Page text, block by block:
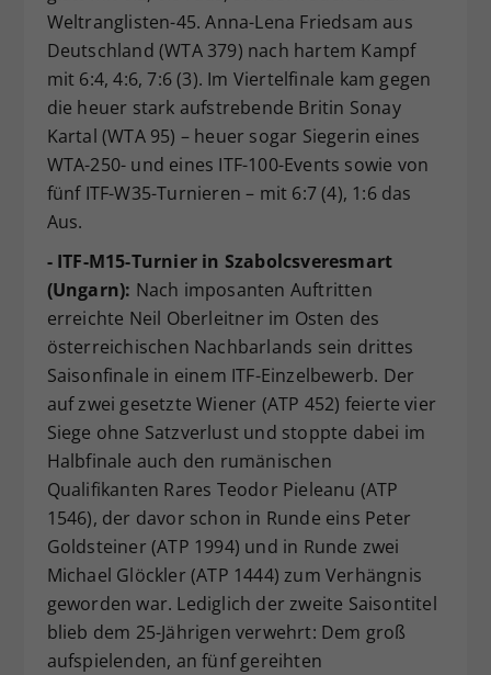
Weltranglisten-45. Anna-Lena Friedsam aus
Deutschland (WTA 379) nach hartem Kampf
mit 6:4, 4:6, 7:6 (3). Im Viertelfinale kam gegen
die heuer stark aufstrebende Britin Sonay
Kartal (WTA 95) – heuer sogar Siegerin eines
WTA-250- und eines ITF-100-Events sowie von
fünf ITF-W35-Turnieren – mit 6:7 (4), 1:6 das
Aus.
- ITF-M15-Turnier in Szabolcsveresmart
(Ungarn): Nach imposanten Auftritten
erreichte Neil Oberleitner im Osten des
österreichischen Nachbarlands sein drittes
Saisonfinale in einem ITF-Einzelbewerb. Der
auf zwei gesetzte Wiener (ATP 452) feierte vier
Siege ohne Satzverlust und stoppte dabei im
Halbfinale auch den rumänischen
Qualifikanten Rares Teodor Pieleanu (ATP
1546), der davor schon in Runde eins Peter
Goldsteiner (ATP 1994) und in Runde zwei
Michael Glöckler (ATP 1444) zum Verhängnis
geworden war. Lediglich der zweite Saisontitel
blieb dem 25-Jährigen verwehrt: Dem groß
aufspielenden, an fünf gereihten